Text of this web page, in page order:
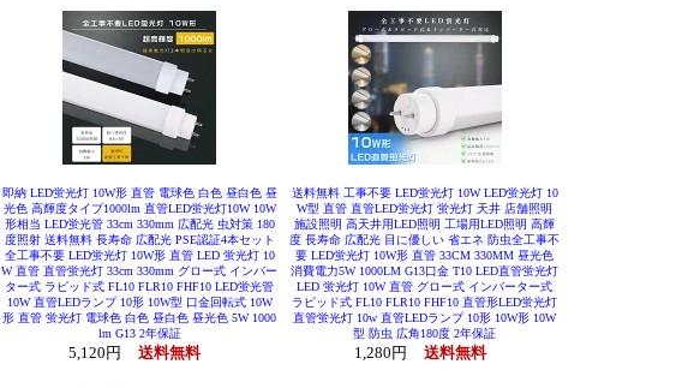
即納 LED蛍光灯 10W形 直管 電球色 白色 昼白色 昼
光色 高輝度タイプ1000lm 直管LED蛍光灯10W 10W
形相当 LED蛍光管 33cm 330mm 広配光 虫対策 180
度照射 送料無料 長寿命 広配光 PSE認証4本セット
全工事不要 LED蛍光灯 10W形 直管 LED 蛍光灯 10
W 直管 直管蛍光灯 33cm 330mm グロー式 インバー
ター式 ラピッド式 FL10 FLR10 FHF10 LED蛍光管
10W 直管LEDランプ 10形 10W型 口金回転式 10W
形 直管 蛍光灯 電球色 白色 昼白色 昼光色 5W 1000
lm G13 2年保証
5,120円 送料無料
送料無料 工事不要 LED蛍光灯 10W LED蛍光灯 10
W型 直管 直管LED蛍光灯 蛍光灯 天井 店舗照明
施設照明 高天井用LED照明 工場用LED照明 高輝
度 長寿命 広配光 目に優しい 省エネ 防虫全工事不
要 LED蛍光灯 10W形 直管 33CM 330MM 昼光色
消費電力5W 1000LM G13口金 T10 LED直管蛍光灯
LED 蛍光灯 10W 直管 グロー式 インバーター式
ラピッド式 FL10 FLR10 FHF10 直管形LED蛍光灯
直管蛍光灯 10w 直管LEDランプ 10形 10W形 10W
型 防虫 広角180度 2年保証
1,280円 送料無料